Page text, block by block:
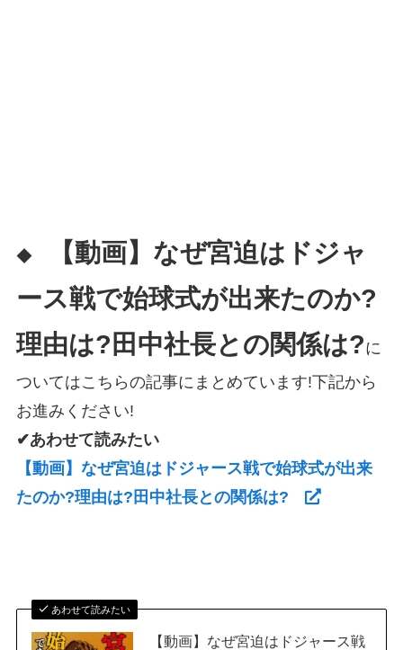
◆
【動画】なぜ宮迫はドジャ
ース戦で始球式が出来たのか?
理由は?田中社長との関係は?に
ついてはこちらの記事にまとめています!下記から
お進みください!
✔あわせて読みたい
【動画】なぜ宮迫はドジャース戦で始球式が出来
たのか?理由は?田中社長との関係は?
あわせて読みたい
【動画】なぜ宮迫はドジャース戦